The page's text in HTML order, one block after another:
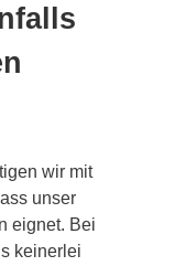
wir mit
unser
eignet. Bei
keinerlei